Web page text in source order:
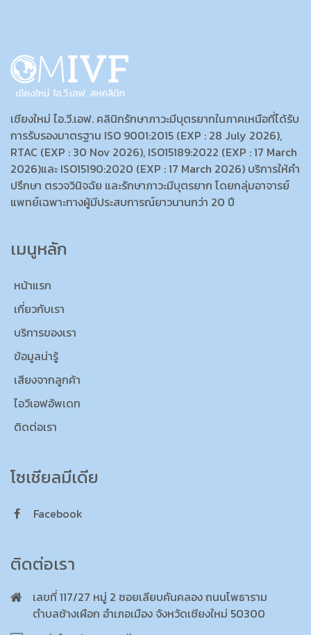
เชียงใหม่ ไอ.วี.เอฟ. คลินิกรักษาภาวะมีบุตรยากในภาคเหนือที่ได้รับ
การรับรองมาตรฐาน ISO 9001:2015 (EXP : 28 July 2026),
RTAC (EXP : 30 Nov 2026), ISO15189:2022 (EXP : 17 March
2026)และ ISO15190:2020 (EXP : 17 March 2026) บริการให้คำ
ปรึกษา ตรวจวินิจฉัย และรักษาภาวะมีบุตรยาก โดยกลุ่มอาจารย์
แพทย์เฉพาะทางผู้มีประสบการณ์ยาวนานกว่า 20 ปี
เมนูหลัก
หน้าแรก
เกี่ยวกับเรา
บริการของเรา
ข้อมูลน่ารู้
เสียงจากลูกค้า
ไอวีเอฟอัพเดท
ติดต่อเรา
โซเชียลมีเดีย
Facebook
ติดต่อเรา
เลขที่ 117/27 หมู่ 2 ซอยเลียบคันคลอง ถนนโพธาราม
ตำบลช้างเผือก อำเภอเมือง จังหวัดเชียงใหม่ 50300